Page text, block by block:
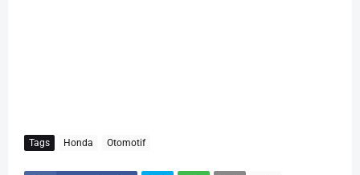
Tags Honda Otomotif